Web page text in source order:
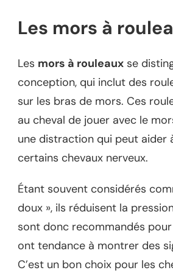
Les mors à
Les mors à rouleaux se
conception, qui inclut des
sur les bras de mors. Ces
au cheval de jouer avec le
une distraction qui peut aider
certains chevaux nerveux.
Étant souvent considérés
doux », ils réduisent la
sont donc recommandés
ont tendance à montrer des
C’est un bon choix pour les